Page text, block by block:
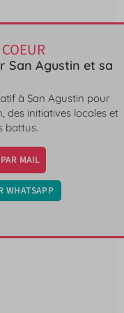
San Agustin et sa
à San Agustin pour
des initiatives locales et
battus.
MAIL
WHATSAPP